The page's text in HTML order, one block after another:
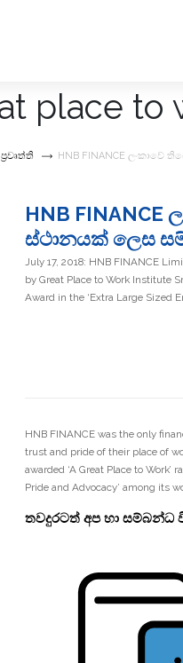
ප්‍රවෘත්ති HNB FINANCE ලංකාවේ
HNB FINANCE
ස්ථානයක් ලෙස
July 17, 2018: HNB FINANCE
by Great Place to Work Institute
Award in the ‘Extra Large Sized
HNB FINANCE was the only
trust and pride of their place of
awarded ‘A Great Place to
Pride and Advocacy’ among its
තවදුරටත් අප හා සම්බන්ධ